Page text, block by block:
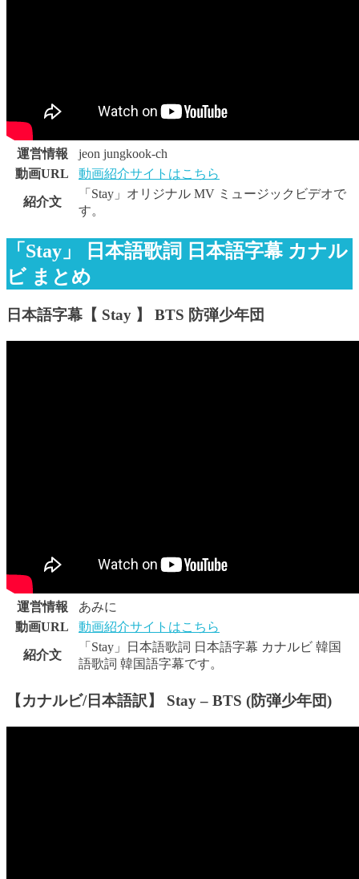
運営情報
jeon jungkook-ch
動画URL
動画紹介サイトはこちら
紹介文
「Stay」オリジナル MV ミュージックビデオで
す。
「Stay」 日本語歌詞 日本語字幕 カナル
ビ まとめ
日本語字幕【 Stay 】 BTS 防弾少年団
運営情報
あみに
動画URL
動画紹介サイトはこちら
紹介文
「Stay」日本語歌詞 日本語字幕 カナルビ 韓国
語歌詞 韓国語字幕です。
【カナルビ/日本語訳】 Stay – BTS (防弾少年団)